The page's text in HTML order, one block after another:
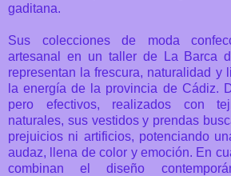
gaditana.
Sus colecciones de moda
artesanal en un taller de La Barca
representan la frescura, naturalidad y
la energía de la provincia de Cádiz.
pero efectivos, realizados con
naturales, sus vestidos y prendas
prejuicios ni artificios, potenciando
audaz, llena de color y emoción. En
combinan el diseño